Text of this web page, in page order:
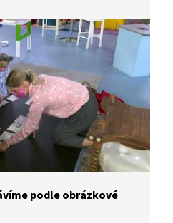
příběh.
jaký je rozdíl
podle obrázkové